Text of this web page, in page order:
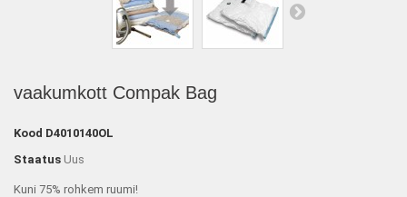
vaakumkott Compak Bag
Kood D4010140OL
Staatus Uus
Kuni 75% rohkem ruumi!